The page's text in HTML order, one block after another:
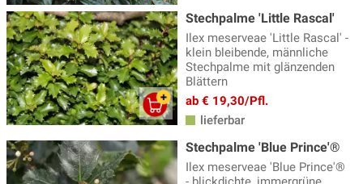
Stechpalme 'Little Rascal'
Ilex meserveae 'Little Rascal' -
klein bleibende, männliche
Stechpalme mit glänzenden
Blättern
ab € 19,30/Pfl.
lieferbar
Stechpalme 'Blue Prince'®
Ilex meserveae 'Blue Prince'®